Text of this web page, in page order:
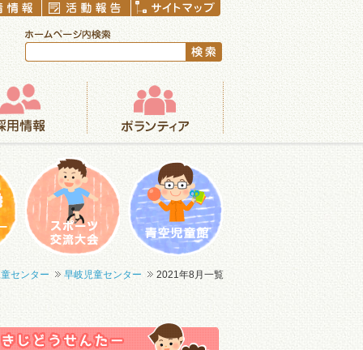
ボランティア
センター
早岐児童センター 2021年8月一覧